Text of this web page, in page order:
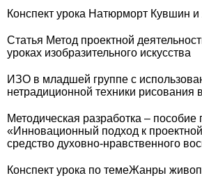
Конспект урока Натюрморт Кувшин и
Статья Метод проектной
уроках изобразительного искусства
ИЗО в младшей группе с
нетрадиционной техники рисования
Методическая разработка – пособие
«Инновационный подход к проектной
средство духовно-нравственного
Конспект урока по темеЖанры